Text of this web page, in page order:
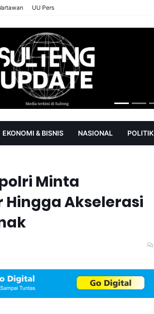
UU Pers
EKONOMI & BISNIS NASIONAL POLITIK
Minta
Akselerasi